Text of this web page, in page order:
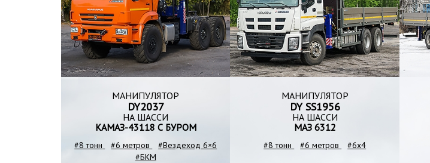
МАНИПУЛЯТОР
DY2037
НА ШАССИ
КАМАЗ-43118 С БУРОМ
#8 тонн #6 метров
#Вездеход 6×6
#БКМ
МАНИПУЛЯТОР
DY SS1956
НА ШАССИ
МАЗ 6312
#8 тонн #6 метров #6x4